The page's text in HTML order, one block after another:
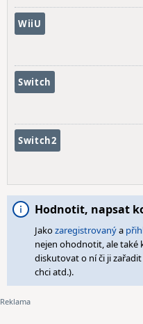
WiiU
Switch
Switch2
Hodnotit, napsat
Jakozaregistrovanýa
nejen ohodnotit, ale také
diskutovat o ní či ji
chci atd.).